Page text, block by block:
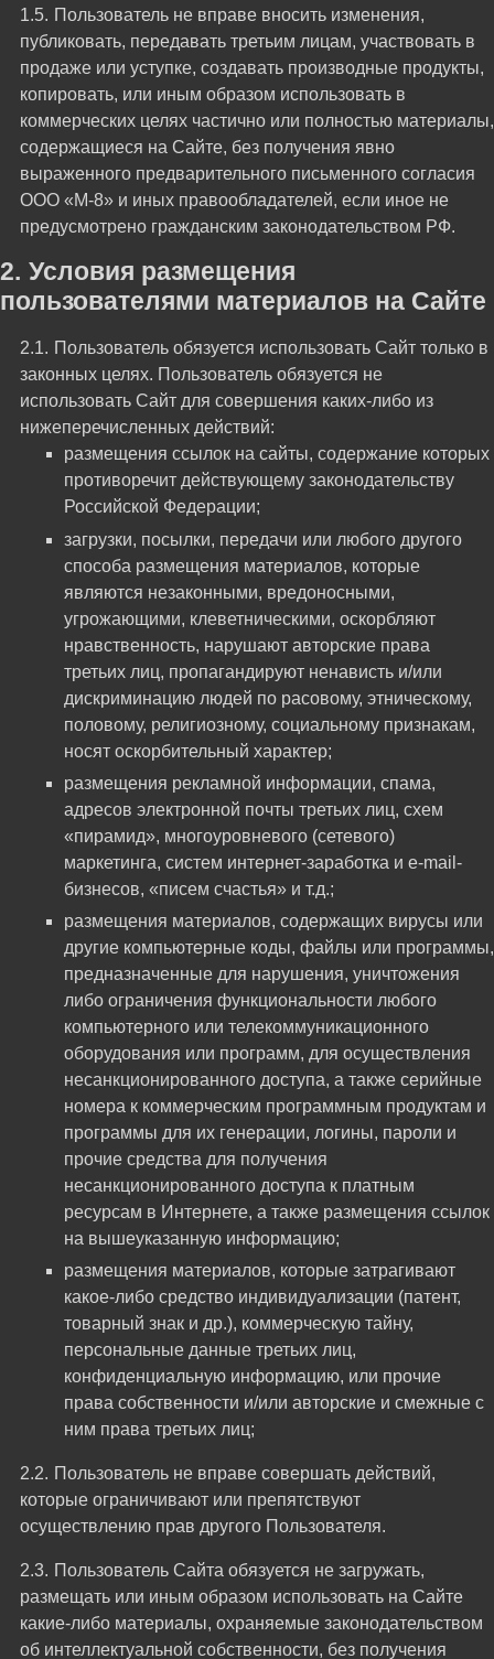
Пользователь не вправе вносить изменения,
публиковать, передавать третьим лицам, участвовать в
продаже или уступке, создавать производные продукты,
копировать, или иным образом использовать в
коммерческих целях частично или полностью материалы,
содержащиеся на Сайте, без получения явно
выраженного предварительного письменного согласия
ООО «М-8» и иных правообладателей, если иное не
предусмотрено гражданским законодательством РФ.
Условия размещения
пользователями материалов на Сайте
Пользователь обязуется использовать Сайт только в
законных целях. Пользователь обязуется не
использовать Сайт для совершения каких-либо из
нижеперечисленных действий:
размещения ссылок на сайты, содержание которых
противоречит действующему законодательству
Российской Федерации;
загрузки, посылки, передачи или любого другого
способа размещения материалов, которые
являются незаконными, вредоносными,
угрожающими, клеветническими, оскорбляют
нравственность, нарушают авторские права
третьих лиц, пропагандируют ненависть и/или
дискриминацию людей по расовому, этническому,
половому, религиозному, социальному признакам,
носят оскорбительный характер;
размещения рекламной информации, спама,
адресов электронной почты третьих лиц, схем
«пирамид», многоуровневого (сетевого)
маркетинга, систем интернет-заработка и e-mail-
бизнесов, «писем счастья» и т.д.;
размещения материалов, содержащих вирусы или
другие компьютерные коды, файлы или программы,
предназначенные для нарушения, уничтожения
либо ограничения функциональности любого
компьютерного или телекоммуникационного
оборудования или программ, для осуществления
несанкционированного доступа, а также серийные
номера к коммерческим программным продуктам и
программы для их генерации, логины, пароли и
прочие средства для получения
несанкционированного доступа к платным
ресурсам в Интернете, а также размещения ссылок
на вышеуказанную информацию;
размещения материалов, которые затрагивают
какое-либо средство индивидуализации (патент,
товарный знак и др.), коммерческую тайну,
персональные данные третьих лиц,
конфиденциальную информацию, или прочие
права собственности и/или авторские и смежные с
ним права третьих лиц;
Пользователь не вправе совершать действий,
которые ограничивают или препятствуют
осуществлению прав другого Пользователя.
Пользователь Сайта обязуется не загружать,
размещать или иным образом использовать на Сайте
какие-либо материалы, охраняемые законодательством
об интеллектуальной собственности, без получения